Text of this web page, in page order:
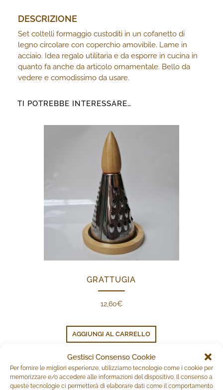
Gestisci Consenso Cookie
Per fornire le migliori esperienze, utilizziamo tecnologie come i cookie per
memorizzare e/o accedere alle informazioni del dispositivo. Il consenso a
queste tecnologie ci permetterà di elaborare dati come il comportamento
DESCRIZIONE
Set coltelli formaggio custoditi in un cofanetto di
legno circolare con coperchio amovibile. Lame in
acciaio. Idea regalo utilitaria e da esporre in cucina in
quanto fa anche da articolo ornamentale. Bello da
vedere e comodissimo da usare.
TI POTREBBE INTERESSARE…
GRATTUGIA
12,60€
AGGIUNGI AL CARRELLO
PRODOTTI CORRELATI